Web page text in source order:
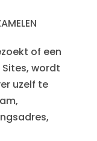
of een
wordt
uzelf te